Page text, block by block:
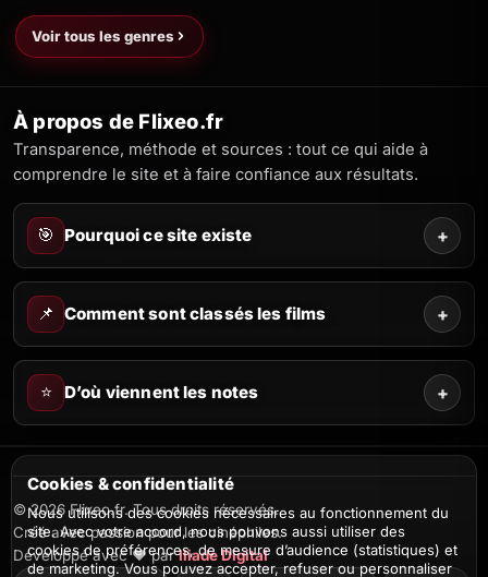
Voir tous les genres
À propos de Flixeo.fr
Transparence, méthode et sources : tout ce qui aide à
comprendre le site et à faire confiance aux résultats.
🎯 Pourquoi ce site existe +
📌 Comment sont classés les films +
⭐ D’où viennent les notes +
© 2026 Flixeo.fr. Tous droits réservés.
Créé avec passion pour les cinéphiles.
Développé avec ❤️ parIliade Digital
Cookies & confidentialité
Nous utilisons des cookies nécessaires au fonctionnement du
site. Avec votre accord, nous pouvons aussi utiliser des
cookies de préférences, de mesure d’audience (statistiques) et
de marketing. Vous pouvez accepter, refuser ou personnaliser